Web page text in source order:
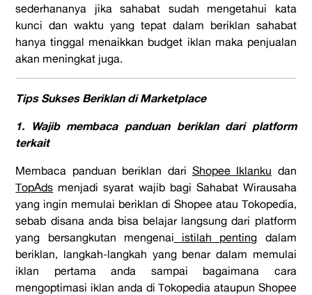
sederhananya jika sahabat sudah mengetahui kata
kunci dan waktu yang tepat dalam beriklan sahabat
hanya tinggal menaikkan budget iklan maka penjualan
akan meningkat juga.
Tips Sukses Beriklan di Marketplace
1. Wajib membaca panduan beriklan dari platform
terkait
Membaca panduan beriklan dari Shopee Iklanku dan
TopAds menjadi syarat wajib bagi Sahabat Wirausaha
yang ingin memulai beriklan di Shopee atau Tokopedia,
sebab disana anda bisa belajar langsung dari platform
yang bersangkutan mengenai istilah penting dalam
beriklan, langkah-langkah yang benar dalam memulai
iklan pertama anda sampai bagaimana cara
mengoptimasi iklan anda di Tokopedia ataupun Shopee